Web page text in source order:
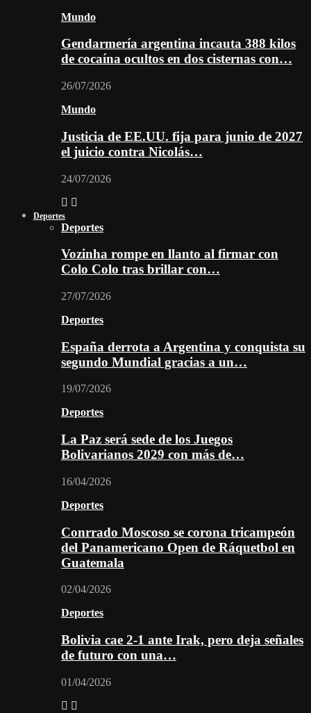
Mundo
Gendarmería argentina incauta 388 kilos
de cocaína ocultos en dos cisternas con…
26/07/2026
Mundo
Justicia de EE.UU. fija para junio de 2027
el juicio contra Nicolás…
24/07/2026
Deportes
Deportes
Vozinha rompe en llanto al firmar con
Colo Colo tras brillar con…
27/07/2026
Deportes
España derrota a Argentina y conquista su
segundo Mundial gracias a un…
19/07/2026
Deportes
La Paz será sede de los Juegos
Bolivarianos 2029 con más de…
16/04/2026
Deportes
Conrrado Moscoso se corona tricampeón
del Panamericano Open de Ráquetbol en
Guatemala
02/04/2026
Deportes
Bolivia cae 2-1 ante Irak, pero deja señales
de futuro con una…
01/04/2026